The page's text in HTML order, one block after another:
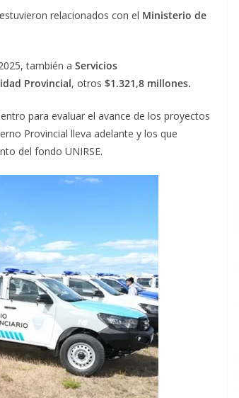
relacionados con el Ministerio de
también a Servicios
Provincial, otros $1.321,8 millones.
para evaluar el avance de los proyectos
Provincial lleva adelante y los que
del fondo UNIRSE.